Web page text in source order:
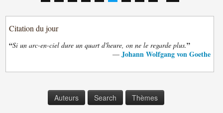
Citation du jour
“Si un arc-en-ciel dure un quart d'heure, on ne le regarde plus.”
— Johann Wolfgang von Goethe
Auteurs Search Thèmes